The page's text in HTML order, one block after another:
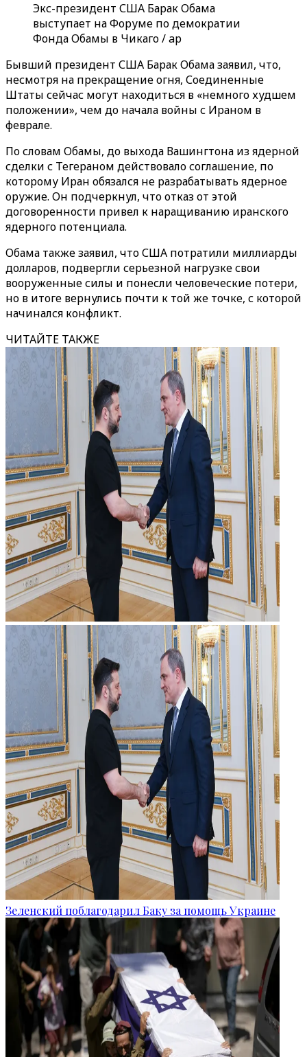
Экс-президент США Барак Обама
выступает на Форуме по демократии
Фонда Обамы в Чикаго / ap
Бывший президент США Барак Обама заявил, что,
несмотря на прекращение огня, Соединенные
Штаты сейчас могут находиться в «немного худшем
положении», чем до начала войны с Ираном в
феврале.
По словам Обамы, до выхода Вашингтона из ядерной
сделки с Тегераном действовало соглашение, по
которому Иран обязался не разрабатывать ядерное
оружие. Он подчеркнул, что отказ от этой
договоренности привел к наращиванию иранского
ядерного потенциала.
Обама также заявил, что США потратили миллиарды
долларов, подвергли серьезной нагрузке свои
вооруженные силы и понесли человеческие потери,
но в итоге вернулись почти к той же точке, с которой
начинался конфликт.
ЧИТАЙТЕ ТАКЖЕ
Зеленский поблагодарил Баку за помощь Украине